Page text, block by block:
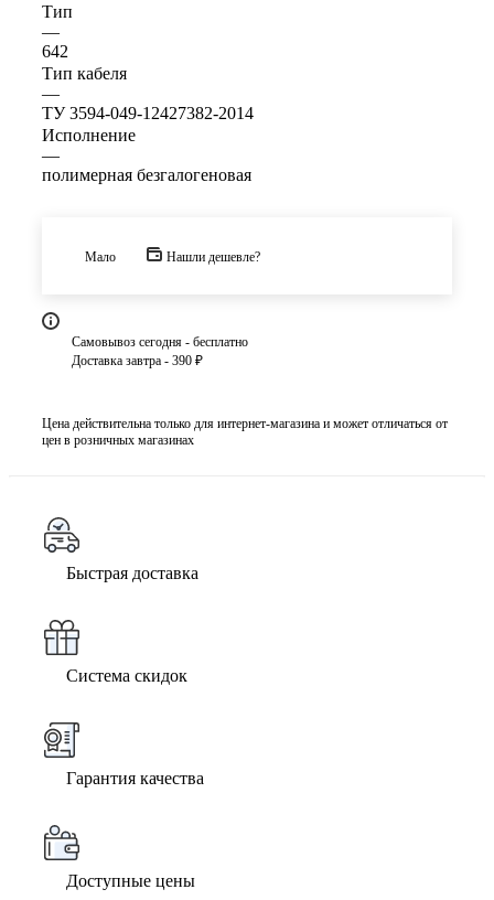
Тип
—
642
Тип кабеля
—
ТУ 3594-049-12427382-2014
Исполнение
—
полимерная безгалогеновая
Мало Нашли дешевле?
Самовывоз сегодня - бесплатно
Доставка завтра - 390 ₽
Цена действительна только для интернет-магазина и может отличаться от
цен в розничных магазинах
Быстрая доставка
Система скидок
Гарантия качества
Доступные цены